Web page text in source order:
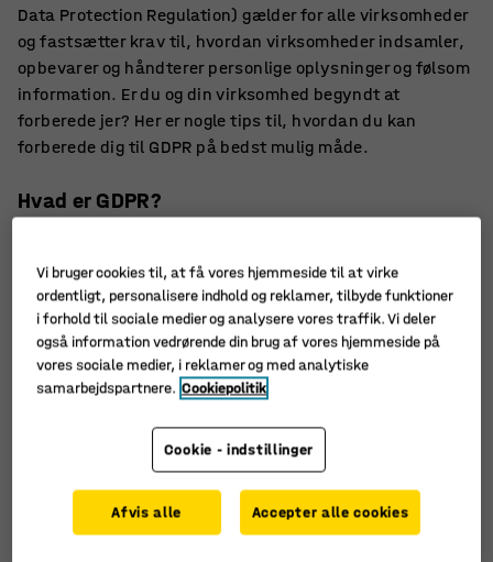
Data Protection Regulation) gælder for alle virksomheder
og fastsætter krav til, hvordan virksomheder indsamler,
opbevarer og håndterer personlige oplysninger og følsom
information. Er du og din virksomhed begyndt at
forberede jer? Her er nogle tips til, hvordan du kan
forberede dig til GDPR på bedst mulig måde.
Hvad er GDPR?
hvordan virksomheder beskytter personoplysninger om
alle EU-borgere. GDPR vil medføre øgede rettigheder for
den enkelte med hensyn til personlig integritet. Der vil
være behov for fuldstændig gennemsigtighed over for
den enkelte omkring, hvordan virksomheder anvender
Persondataforordningen (GDPR) gælder for alle
organisationer og brancher, der gemmer eller håndterer
personlige og følsomme oplysninger om deres
medarbejdere eller kunder. Manglende overholdelse af de
Vi bruger cookies til, at få vores hjemmeside til at virke
ordentligt, personalisere indhold og reklamer, tilbyde funktioner
i forhold til sociale medier og analysere vores traffik. Vi deler
også information vedrørende din brug af vores hjemmeside på
vores sociale medier, i reklamer og med analytiske
samarbejdspartnere. Cookiepolitik
Cookie - indstillinger
Afvis alle Accepter alle cookies